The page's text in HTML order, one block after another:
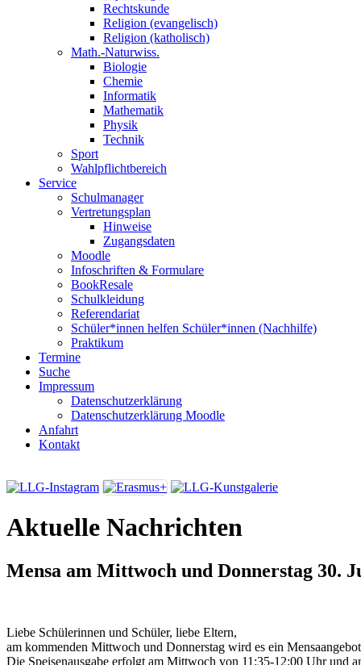
Rechtskunde
Religion (evangelisch)
Religion (katholisch)
Math.-Naturwiss.
Biologie
Chemie
Informatik
Mathematik
Physik
Technik
Sport
Wahlpflichtbereich
Service
Schulmanager
Vertretungsplan
Hinweise
Zugangsdaten
Moodle
Infoschriften & Formulare
BookResale
Schulkleidung
Referendariat
Schüler*innen helfen Schüler*innen (Nachhilfe)
Praktikum
Termine
Suche
Impressum
Datenschutzerklärung
Datenschutzerklärung Moodle
Anfahrt
Kontakt
Aktuelle Nachrichten
Mensa am Mittwoch und Donnerstag 30.
Liebe Schülerinnen und Schüler, liebe Eltern,
am kommenden Mittwoch und Donnerstag wird es ein
Die Speisenausgabe erfolgt am Mittwoch von 11:35-12:00 Uhr und